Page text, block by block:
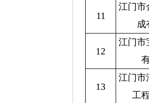
11
江门市
成
12
江门市
13
江门市
工